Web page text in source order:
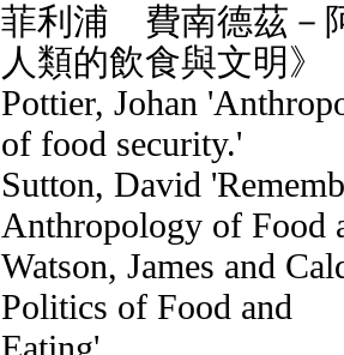
菲利浦 費南德茲－
人類的飲食與文明》
Pottier, Johan
of food security.'
Sutton, David
Anthropology of Food
Watson, James and
Politics of Food and